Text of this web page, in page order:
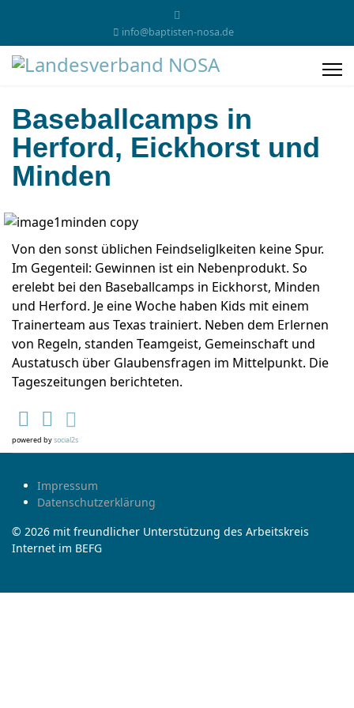
info@baptisten-nosa.de
Baseballcamps in
Herford, Eickhorst und
Minden
Von den sonst üblichen Feindseliglkeiten keine Spur.
Im Gegenteil: Gewinnen ist ein Nebenprodukt. So
erelebt bei den Baseballcamps in Eickhorst, Minden
und Herford. Je eine Woche haben Kids mit einem
Trainerteam aus Texas trainiert. Neben dem Erlernen
von Regeln, standen Teamgeist, Gemeinschaft und
Austatusch über Glaubensfragen im Mittelpunkt. Die
Tageszeitungen berichteten.
powered bysocial2s
Impressum
Datenschutzerklärung
© 2026 mit freundlicher Unterstützung des Arbeitskreis
Internet im BEFG